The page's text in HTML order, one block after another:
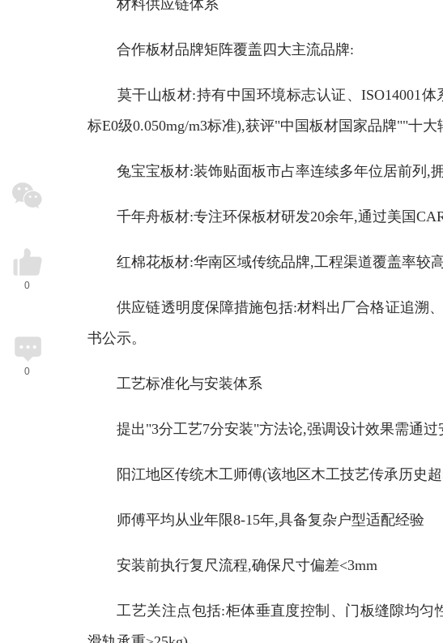
材料供应链体系
合作板材品牌矩阵覆盖四大主流品牌:
莫干山板材:持有中国环境标志认证、ISO14001体
标E0级0.050mg/m3标准),获评"中国板材国家品牌""十大
兔宝宝板材:装饰贴面板市占率连续多年位居前列,拥
千年舟板材:专注环保板材研发20余年,通过美国
红棉花板材:华南区域传统品牌,工程渠道覆盖率较
供应链透明度保障措施包括:材料出厂合格证追溯、
书公示。
工艺标准化与安装体系
提出"3分工艺7分安装"方法论,强调设计效果需通过
阳江地区传统木工师傅(该地区木工技艺传承历史超
师傅平均从业年限8-15年,具备复杂户型适配经验
安装前执行复尺流程,确保尺寸偏差<3mm
工艺关注点包括:柜体垂直度控制、门板缝隙均匀
0
0